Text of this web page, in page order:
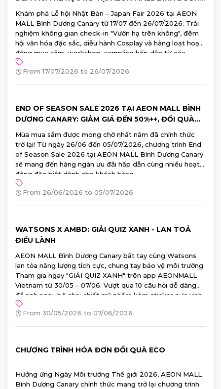
CANARY
Khám phá Lễ hội Nhật Bản – Japan Fair 2026 tại AEON
MALL Bình Dương Canary từ 17/07 đến 26/07/2026. Trải
nghiệm không gian check-in "Vườn hạ trên không", đêm
hội văn hóa đặc sắc, diễu hành Cosplay và hàng loạt hoạt
động mua sắm, workshop, sampling hấp dẫn từ các
thương hiệu Nhật Bản hàng đầu. Đăng ký tham gia ngay!
From 17/07/2026 to 26/07/2026
END OF SEASON SALE 2026 TẠI AEON MALL BÌNH
DƯƠNG CANARY: GIẢM GIÁ ĐẾN 50%++, ĐỔI QUÀ
100% TRÚNG
Mùa mua sắm được mong chờ nhất năm đã chính thức
trở lại! Từ ngày 26/06 đến 05/07/2026, chương trình End
of Season Sale 2026 tại AEON MALL Bình Dương Canary
sẽ mang đến hàng ngàn ưu đãi hấp dẫn cùng nhiều hoạt
động đặc biệt dành cho khách hàng.
From 26/06/2026 to 05/07/2026
WATSONS X AMBD: GIẢI QUIZ XANH - LAN TOẢ
ĐIỀU LÀNH
AEON MALL Bình Dương Canary bắt tay cùng Watsons
lan tỏa năng lượng tích cực, chung tay bảo vệ môi trường.
Tham gia ngay "GIẢI QUIZ XANH" trên app AEONMALL
Vietnam từ 30/05 – 07/06. Vượt qua 10 câu hỏi dễ dàng
để rinh ngay bộ chai chiết mỹ phẩm kèm sticker cực xinh
từ Watsons!
From 30/05/2026 to 07/06/2026
CHƯƠNG TRÌNH HÓA ĐƠN ĐỔI QUÀ ECO
Hưởng ứng Ngày Môi trường Thế giới 2026, AEON MALL
Bình Dương Canary chính thức mang trở lại chương trình